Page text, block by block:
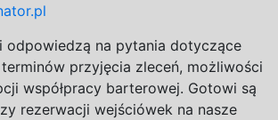
odpowiedzą na pytania dotyczące
przyjęcia zleceń, możliwości
współpracy barterowej. Gotowi są
rezerwacji wejściówek na nasze